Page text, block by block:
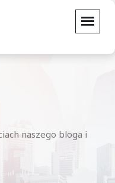
naszego bloga i